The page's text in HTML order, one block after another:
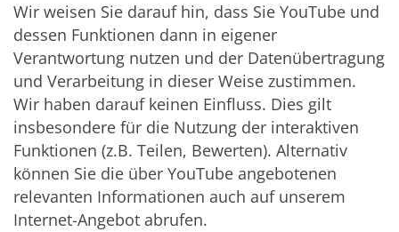
Wir weisen Sie darauf hin, dass Sie YouTube und
dessen Funktionen dann in eigener
Verantwortung nutzen und der Datenübertragung
und Verarbeitung in dieser Weise zustimmen.
Wir haben darauf keinen Einfluss. Dies gilt
insbesondere für die Nutzung der interaktiven
Funktionen (z.B. Teilen, Bewerten). Alternativ
können Sie die über YouTube angebotenen
relevanten Informationen auch auf unserem
Internet-Angebot abrufen.